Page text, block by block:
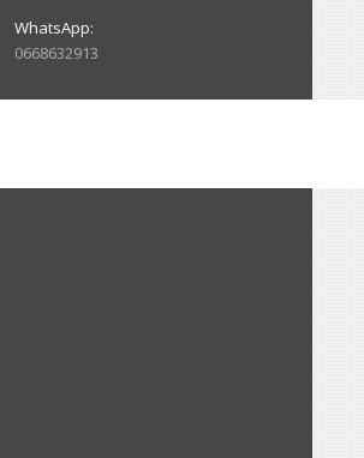
0668632913